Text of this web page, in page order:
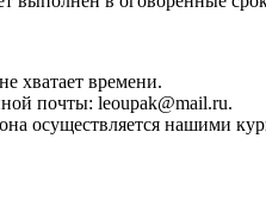
хватает времени.
почты: leoupak@mail.ru.
осуществляется нашими